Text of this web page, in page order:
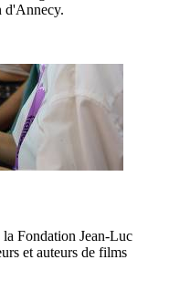
d'Annecy.
la Fondation Jean-Luc
et auteurs de films